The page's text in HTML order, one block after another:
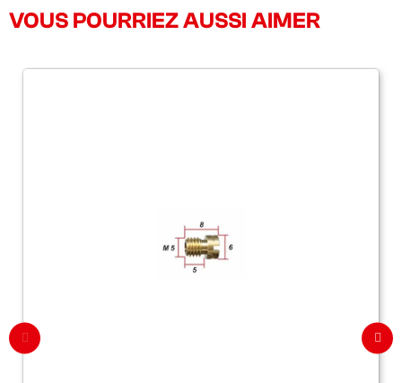
VOUS POURRIEZ AUSSI AIMER